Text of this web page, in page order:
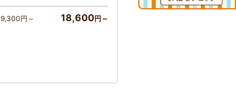
9,300円～ 18,600円～